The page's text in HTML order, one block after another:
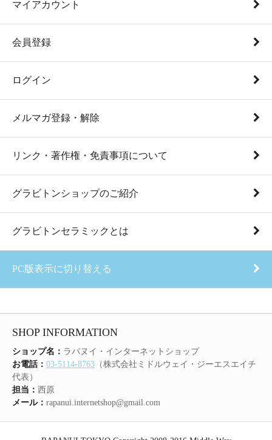
マイアカウント
会員登録
ログイン
メルマガ登録・解除
リンク・著作権・免責事項について
グラビトンショップのご紹介
グラビトンセラミックとは
PC版表示に切り替える
SHOP INFORMATION
ショップ名： ラパヌイ・インターネットショップ
お電話： 03-5114-8763 （株式会社ミドルウェイ・ジーエスエイチ
代表）
担当： 西原
メール： rapanui.internetshop@gmail.com